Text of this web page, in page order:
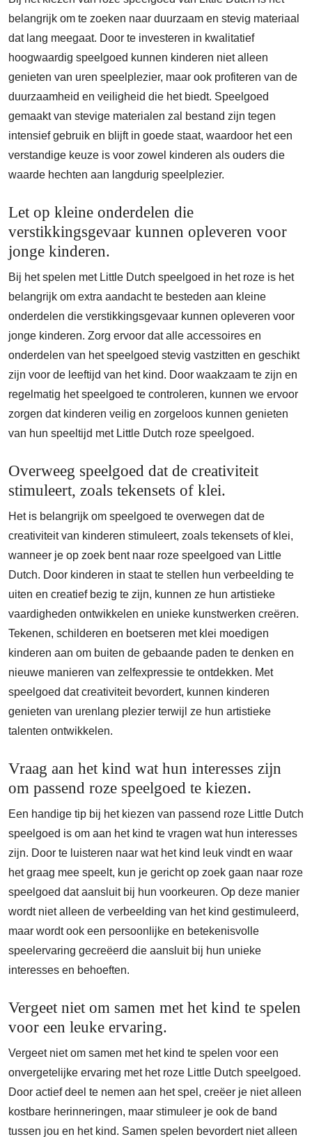
belangrijk om te zoeken naar duurzaam en stevig materiaal
dat lang meegaat. Door te investeren in kwalitatief
hoogwaardig speelgoed kunnen kinderen niet alleen
genieten van uren speelplezier, maar ook profiteren van de
duurzaamheid en veiligheid die het biedt. Speelgoed
gemaakt van stevige materialen zal bestand zijn tegen
intensief gebruik en blijft in goede staat, waardoor het een
verstandige keuze is voor zowel kinderen als ouders die
waarde hechten aan langdurig speelplezier.
Let op kleine onderdelen die
verstikkingsgevaar kunnen opleveren voor
jonge kinderen.
Bij het spelen met Little Dutch speelgoed in het roze is het
belangrijk om extra aandacht te besteden aan kleine
onderdelen die verstikkingsgevaar kunnen opleveren voor
jonge kinderen. Zorg ervoor dat alle accessoires en
onderdelen van het speelgoed stevig vastzitten en geschikt
zijn voor de leeftijd van het kind. Door waakzaam te zijn en
regelmatig het speelgoed te controleren, kunnen we ervoor
zorgen dat kinderen veilig en zorgeloos kunnen genieten
van hun speeltijd met Little Dutch roze speelgoed.
Overweeg speelgoed dat de creativiteit
stimuleert, zoals tekensets of klei.
Het is belangrijk om speelgoed te overwegen dat de
creativiteit van kinderen stimuleert, zoals tekensets of klei,
wanneer je op zoek bent naar roze speelgoed van Little
Dutch. Door kinderen in staat te stellen hun verbeelding te
uiten en creatief bezig te zijn, kunnen ze hun artistieke
vaardigheden ontwikkelen en unieke kunstwerken creëren.
Tekenen, schilderen en boetseren met klei moedigen
kinderen aan om buiten de gebaande paden te denken en
nieuwe manieren van zelfexpressie te ontdekken. Met
speelgoed dat creativiteit bevordert, kunnen kinderen
genieten van urenlang plezier terwijl ze hun artistieke
talenten ontwikkelen.
Vraag aan het kind wat hun interesses zijn
om passend roze speelgoed te kiezen.
Een handige tip bij het kiezen van passend roze Little Dutch
speelgoed is om aan het kind te vragen wat hun interesses
zijn. Door te luisteren naar wat het kind leuk vindt en waar
het graag mee speelt, kun je gericht op zoek gaan naar roze
speelgoed dat aansluit bij hun voorkeuren. Op deze manier
wordt niet alleen de verbeelding van het kind gestimuleerd,
maar wordt ook een persoonlijke en betekenisvolle
speelervaring gecreëerd die aansluit bij hun unieke
interesses en behoeften.
Vergeet niet om samen met het kind te spelen
voor een leuke ervaring.
Vergeet niet om samen met het kind te spelen voor een
onvergetelijke ervaring met het roze Little Dutch speelgoed.
Door actief deel te nemen aan het spel, creëer je niet alleen
kostbare herinneringen, maar stimuleer je ook de band
tussen jou en het kind. Samen spelen bevordert niet alleen